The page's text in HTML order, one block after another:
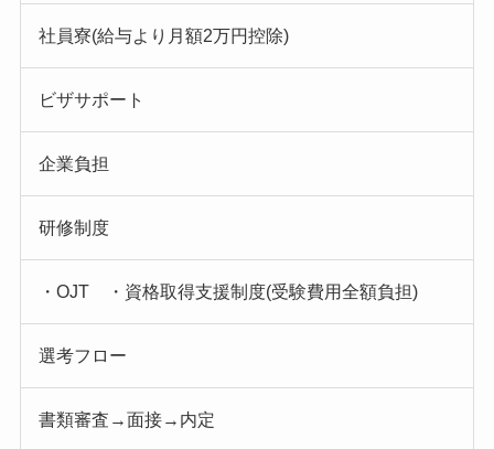
社員寮(給与より月額2万円控除)
ビザサポート
企業負担
研修制度
・OJT ・資格取得支援制度(受験費用全額負担)
選考フロー
書類審査→面接→内定